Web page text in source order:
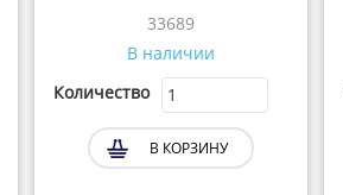
33689
В наличии
Количество
В КОРЗИНУ